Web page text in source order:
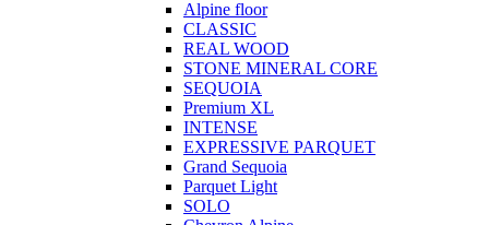
Alpine floor
CLASSIC
REAL WOOD
STONE MINERAL CORE
SEQUOIA
Premium XL
INTENSE
EXPRESSIVE PARQUET
Grand Sequoia
Parquet Light
SOLO